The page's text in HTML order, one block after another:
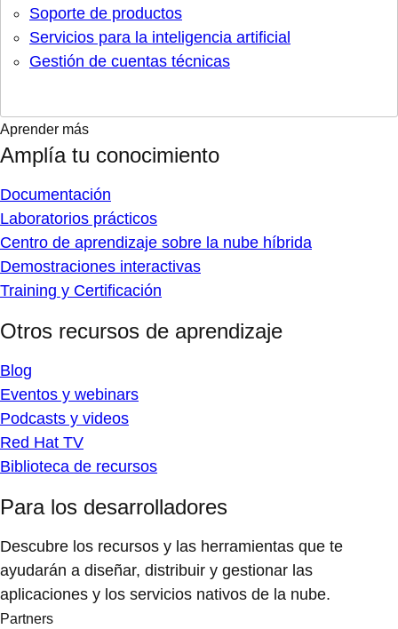
Soporte de productos
Servicios para la inteligencia artificial
Gestión de cuentas técnicas
Aprender más
Amplía tu conocimiento
Documentación
Laboratorios prácticos
Centro de aprendizaje sobre la nube híbrida
Demostraciones interactivas
Training y Certificación
Otros recursos de aprendizaje
Blog
Eventos y webinars
Podcasts y videos
Red Hat TV
Biblioteca de recursos
Para los desarrolladores
Descubre los recursos y las herramientas que te
ayudarán a diseñar, distribuir y gestionar las
aplicaciones y los servicios nativos de la nube.
Partners